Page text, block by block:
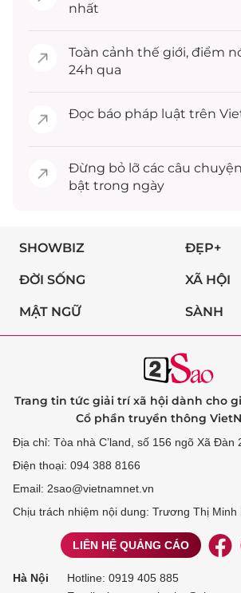
nhất
Toàn cảnh thế giới, điểm
24h qua
Đọc báo pháp luật trên
Đừng bỏ lỡ các câu chuyện
bật trong ngày
SHOWBIZ ĐẸP+
ĐỜI SỐNG XÃ HỘI
MẬT NGỮ SÀNH
Trang tin tức giải trí xã hội dành cho
Cổ phần truyền thông
Địa chỉ: Tòa nhà C’land, số 156 ngõ Xã
Điện thoại: 094 388 8166
Email: 2sao@vietnamnet.vn
Chịu trách nhiệm nội dung: Trương Thị Minh
LIÊN HỆ QUẢNG CÁO
Hà Nội Hotline: 0919 405 885